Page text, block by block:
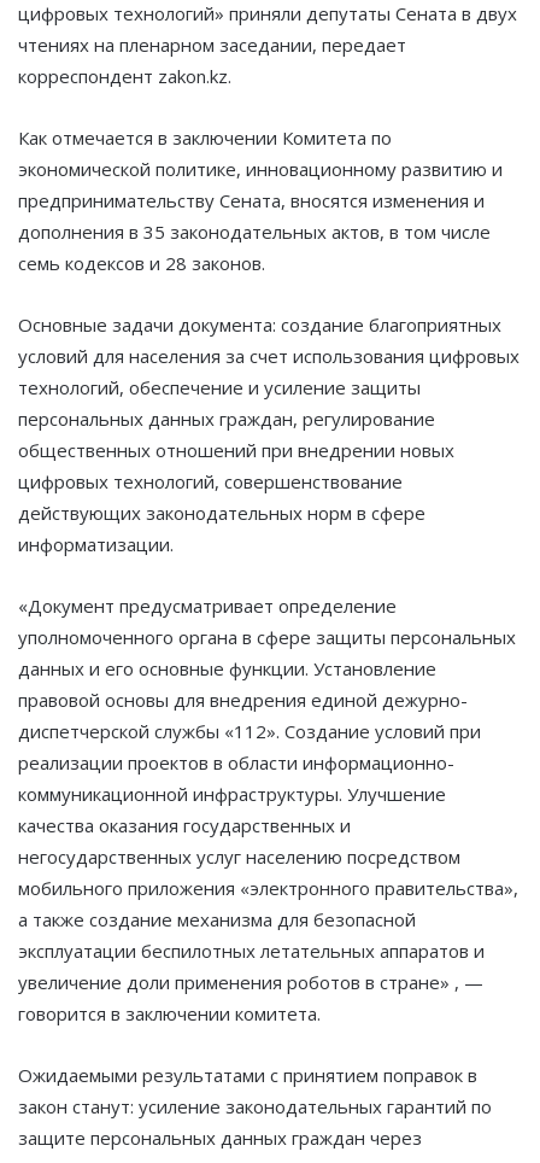
цифровых технологий» приняли депутаты Сената в двух
чтениях на пленарном заседании, передает
корреспондент zakon.kz.
Как отмечается в заключении Комитета по
экономической политике, инновационному развитию и
предпринимательству Сената, вносятся изменения и
дополнения в 35 законодательных актов, в том числе
семь кодексов и 28 законов.
Основные задачи документа: создание благоприятных
условий для населения за счет использования цифровых
технологий, обеспечение и усиление защиты
персональных данных граждан, регулирование
общественных отношений при внедрении новых
цифровых технологий, совершенствование
действующих законодательных норм в сфере
информатизации.
«Документ предусматривает определение
уполномоченного органа в сфере защиты персональных
данных и его основные функции. Установление
правовой основы для внедрения единой дежурно-
диспетчерской службы «112». Создание условий при
реализации проектов в области информационно-
коммуникационной инфраструктуры. Улучшение
качества оказания государственных и
негосударственных услуг населению посредством
мобильного приложения «электронного правительства»,
а также создание механизма для безопасной
эксплуатации беспилотных летательных аппаратов и
увеличение доли применения роботов в стране» , —
говорится в заключении комитета.
Ожидаемыми результатами с принятием поправок в
закон станут: усиление законодательных гарантий по
защите персональных данных граждан через